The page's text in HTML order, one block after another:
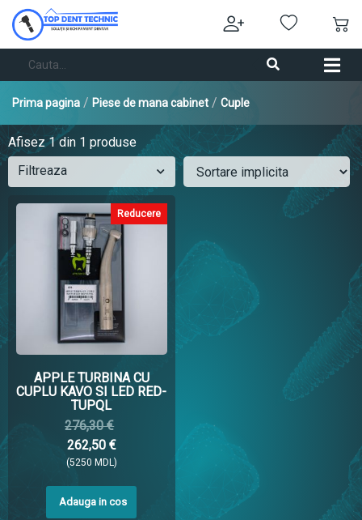
Prima pagina / Piese de mana cabinet / Cuple
Afisez1din 1 produse
Filtreaza
Reducere
APPLE TURBINA CU
CUPLU KAVO SI LED RED-
TUPQL
276,30 €
262,50 €
(5250 MDL)
Adauga in cos